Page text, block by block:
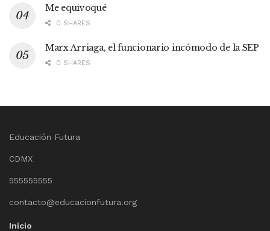
Me equivoqué
0 SHARES
Marx Arriaga, el funcionario incómodo de la SEP
0 SHARES
Educación Futura
CDMX
555555555
contacto@educacionfutura.org
Inicio